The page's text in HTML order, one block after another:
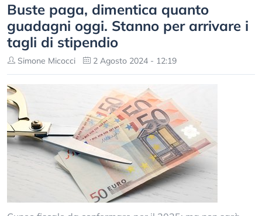
Buste paga, dimentica quanto
guadagni oggi. Stanno per arrivare i
tagli di stipendio
Simone Micocci 2 Agosto 2024 - 12:19